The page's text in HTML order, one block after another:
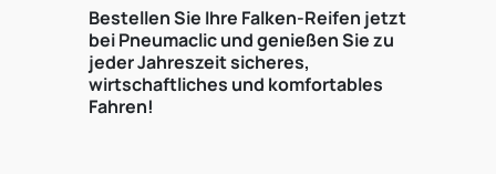
Bestellen Sie Ihre Falken-Reifen jetzt
bei Pneumaclic und genießen Sie zu
jeder Jahreszeit sicheres,
wirtschaftliches und komfortables
Fahren!